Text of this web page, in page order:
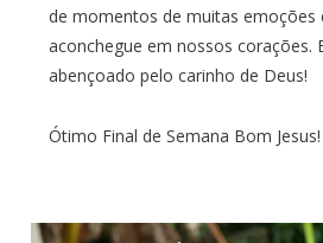
de momentos de muitas emoções
aconchegue em nossos corações.
abençoado pelo carinho de Deus!
Ótimo Final de Semana Bom Jesus!